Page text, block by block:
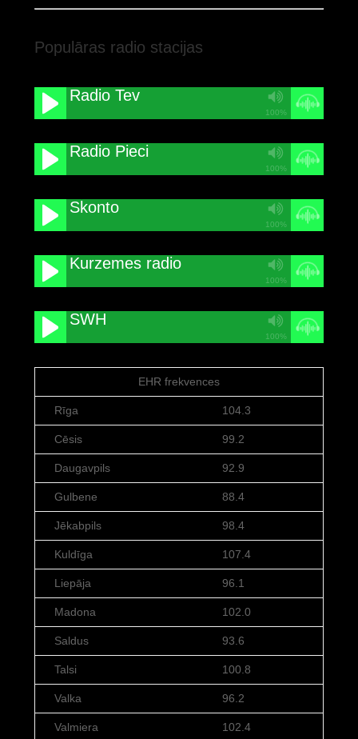
Populāras radio stacijas
Radio Tev
100%
Radio Pieci
100%
Skonto
100%
Kurzemes radio
100%
SWH
100%
EHR frekvences
Rīga 104.3
Cēsis 99.2
Daugavpils 92.9
Gulbene 88.4
Jēkabpils 98.4
Kuldīga 107.4
Liepāja 96.1
Madona 102.0
Saldus 93.6
Talsi 100.8
Valka 96.2
Valmiera 102.4